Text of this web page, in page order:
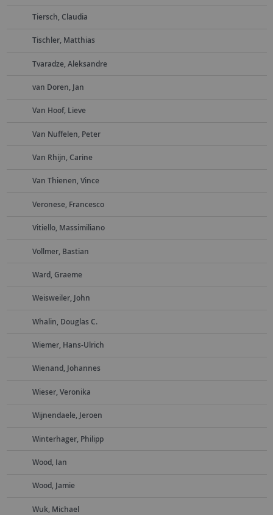
Tiersch, Claudia
Tischler, Matthias
Tvaradze, Aleksandre
van Doren, Jan
Van Hoof, Lieve
Van Nuffelen, Peter
Van Rhijn, Carine
Van Thienen, Vince
Veronese, Francesco
Vitiello, Massimiliano
Vollmer, Bastian
Ward, Graeme
Weisweiler, John
Whalin, Douglas C.
Wiemer, Hans-Ulrich
Wienand, Johannes
Wieser, Veronika
Wijnendaele, Jeroen
Winterhager, Philipp
Wood, Ian
Wood, Jamie
Wuk, Michael